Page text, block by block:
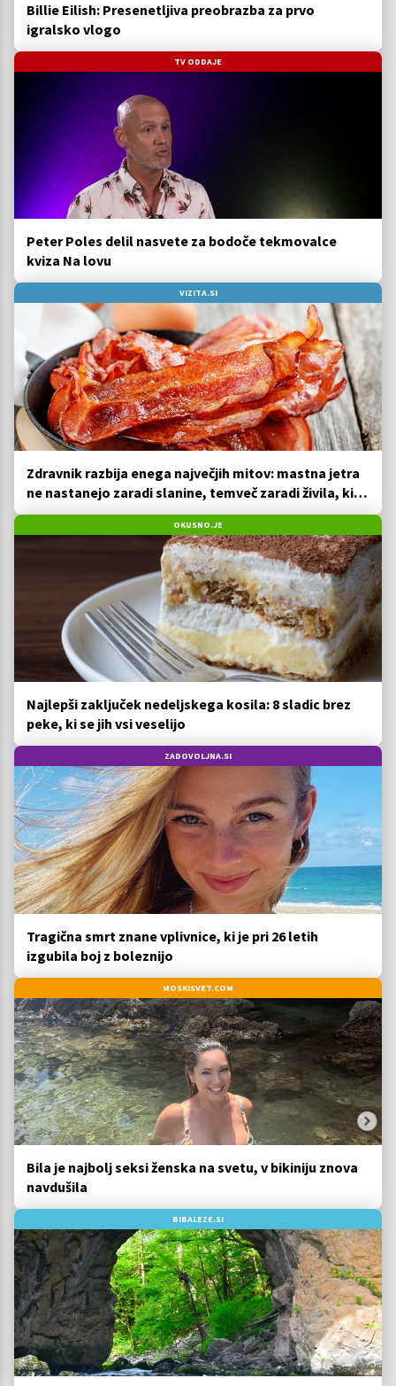
Billie Eilish: Presenetljiva preobrazba za prvo
igralsko vlogo
TV ODDAJE
Peter Poles delil nasvete za bodoče tekmovalce
kviza Na lovu
VIZITA.SI
Zdravnik razbija enega največjih mitov: mastna jetra
ne nastanejo zaradi slanine, temveč zaradi živila, ki
ga imamo vsi radi
OKUSNO.JE
Najlepši zaključek nedeljskega kosila: 8 sladic brez
peke, ki se jih vsi veselijo
ZADOVOLJNA.SI
Tragična smrt znane vplivnice, ki je pri 26 letih
izgubila boj z boleznijo
MOSKISVET.COM
Bila je najbolj seksi ženska na svetu, v bikiniju znova
navdušila
BIBALEZE.SI